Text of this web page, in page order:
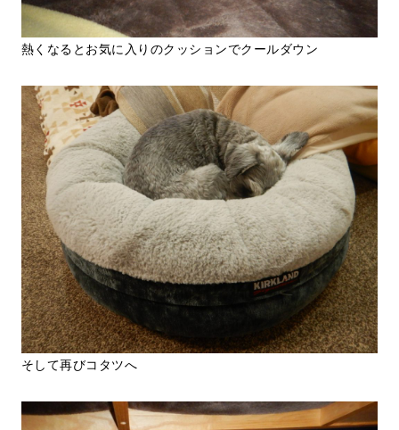
熱くなるとお気に入りのクッションでクールダウン
そして再びコタツへ